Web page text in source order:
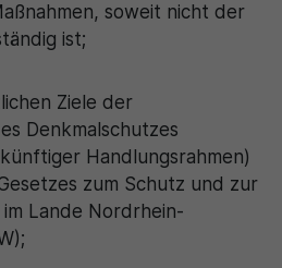
soweit nicht der
ist;
Ziele der
Denkmalschutzes
Handlungsrahmen)
zum Schutz und zur
Lande Nordrhein-